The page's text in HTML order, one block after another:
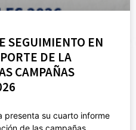
SEGUIMIENTO EN
DE LA
CAMPAÑAS
presenta su cuarto informe